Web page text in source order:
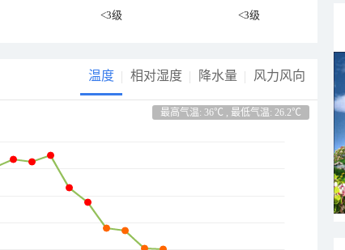
<3级 <3级
温度 相对湿度 降水量 风力风向
最高气温: 36℃ , 最低气温: 26.2℃